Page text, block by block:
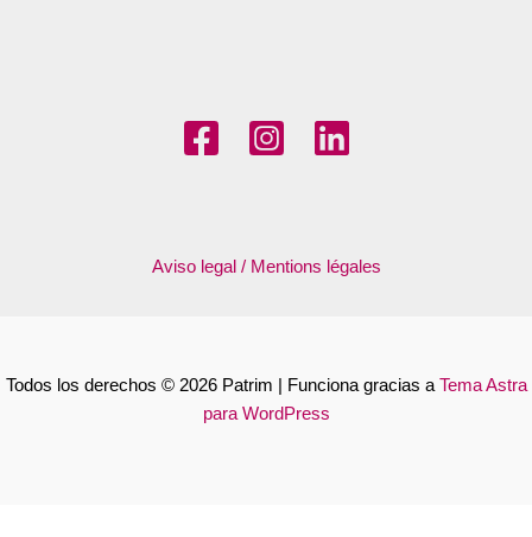
Aviso legal / Mentions légales
Todos los derechos © 2026 Patrim | Funciona gracias a Tema Astra
para WordPress